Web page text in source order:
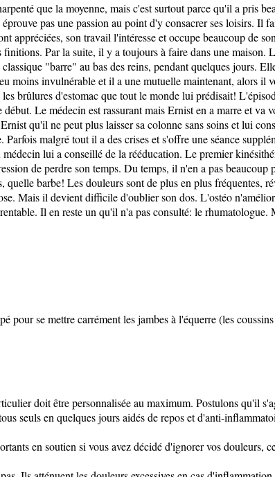
que la moyenne, mais c'est surtout parce qu'il a pris
pas une passion au point d'y consacrer ses loisirs. Il
appréciées, son travail l'intéresse et occupe beaucoup de
Par la suite, il y a toujours à faire dans une maison.
"barre" au bas des reins, pendant quelques jours.
moins invulnérable et il a une mutuelle maintenant, alors il
brûlures d'estomac que tout le monde lui prédisait!
Le médecin est rassurant mais Ernist en a marre et va
qu'il ne peut plus laisser sa colonne sans soins et lui
malgré tout il a des crises et s'offre une séance
lui a conseillé de la rééducation. Le premier
de perdre son temps. Du temps, il n'en a pas beaucoup
barbe! Les douleurs sont de plus en plus fréquentes,
Mais il devient difficile d'oublier son dos. L'ostéo
Il en reste un qu'il n'a pas consulté: le
pour se mettre carrément les jambes à l'équerre (les
doit être personnalisée au maximum. Postulons qu'il
seuls en quelques jours aidés de repos et d'anti-
en soutien si vous avez décidé d'ignorer vos douleurs,